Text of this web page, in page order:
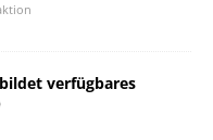
verfügbares